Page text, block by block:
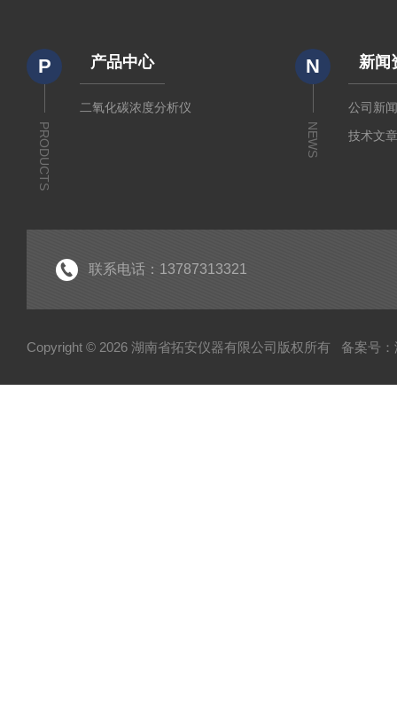
P
PRODUCTS
产品中心
二氧化碳浓度分析仪
N
NEWS
新闻
公司新
技术文
联系电话：13787313321
Copyright © 2026 湖南省拓安仪器有限公司版权所有 备案号